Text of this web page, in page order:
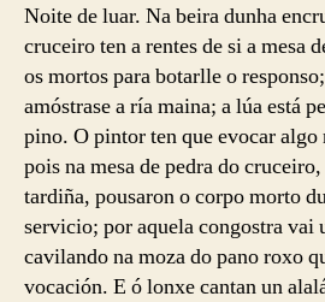
Noite de luar. Na beira dunha
cruceiro ten a rentes de si a mesa
os mortos para botarlle o
amóstrase a ría maina; a lúa está
pino. O pintor ten que evocar
pois na mesa de pedra do
tardiña, pousaron o corpo morto
servicio; por aquela congostra vai
cavilando na moza do pano roxo
vocación. E ó lonxe cantan un